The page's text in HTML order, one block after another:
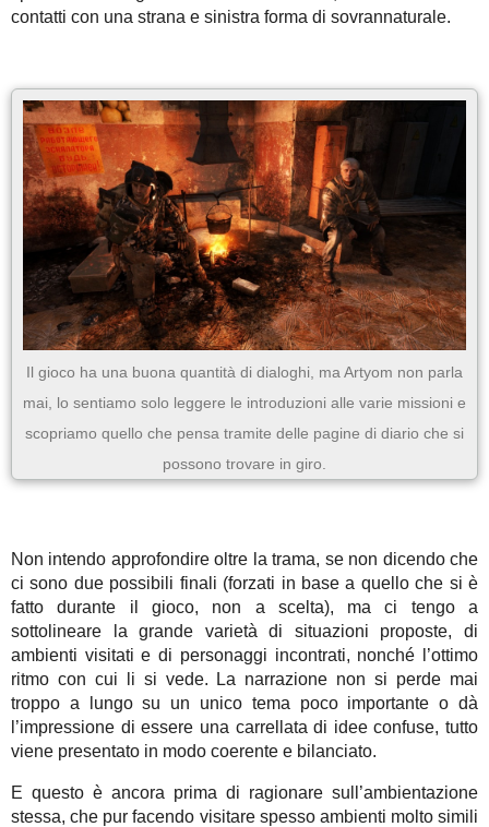
contatti con una strana e sinistra forma di sovrannaturale.
Il gioco ha una buona quantità di dialoghi, ma Artyom non parla
mai, lo sentiamo solo leggere le introduzioni alle varie missioni e
scopriamo quello che pensa tramite delle pagine di diario che si
possono trovare in giro.
Non intendo approfondire oltre la trama, se non dicendo che
ci sono due possibili finali (forzati in base a quello che si è
fatto durante il gioco, non a scelta), ma ci tengo a
sottolineare la grande varietà di situazioni proposte, di
ambienti visitati e di personaggi incontrati, nonché l’ottimo
ritmo con cui li si vede. La narrazione non si perde mai
troppo a lungo su un unico tema poco importante o dà
l’impressione di essere una carrellata di idee confuse, tutto
viene presentato in modo coerente e bilanciato.
E questo è ancora prima di ragionare sull’ambientazione
stessa, che pur facendo visitare spesso ambienti molto simili